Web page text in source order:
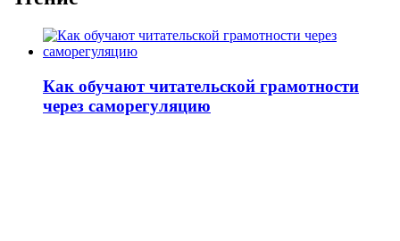
Как обучают читательской грамотности
через саморегуляцию